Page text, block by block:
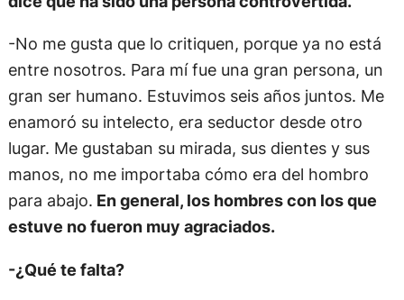
-No me gusta que lo critiquen, porque ya no está
entre nosotros. Para mí fue una gran persona, un
gran ser humano. Estuvimos seis años juntos. Me
enamoró su intelecto, era seductor desde otro
lugar. Me gustaban su mirada, sus dientes y sus
manos, no me importaba cómo era del hombro
para abajo. En general, los hombres con los que
estuve no fueron muy agraciados.
-¿Qué te falta?